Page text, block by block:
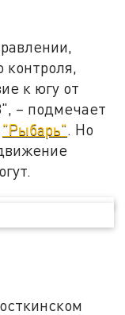
контроля,
к югу от
– подмечает
"Рыбарь". Но